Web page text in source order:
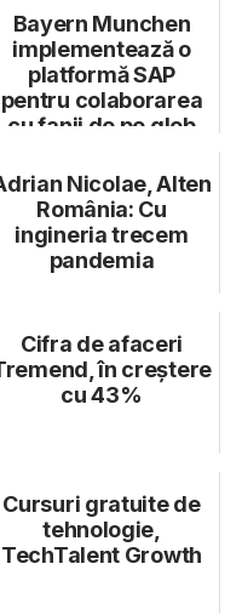
Bayern Munchen
implementează o
platformă SAP
pentru colaborarea
cu fanii de pe glob
Nicolae, Alten
România: Cu
ingineria trecem
pandemia
Cifra de afaceri
în creștere
cu 43%
Cursuri gratuite de
tehnologie,
TechTalent Growth